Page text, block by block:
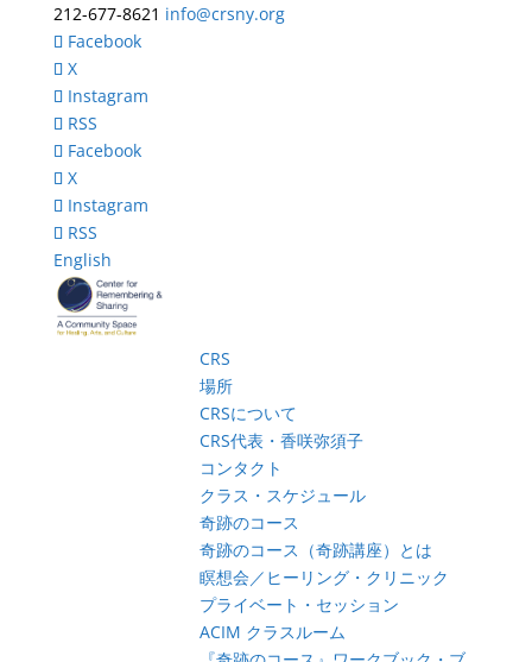
212-677-8621 info@crsny.org
Facebook
X
Instagram
RSS
Facebook
X
Instagram
RSS
English
CRS
場所
CRSについて
CRS代表・香咲弥須子
コンタクト
クラス・スケジュール
奇跡のコース
奇跡のコース（奇跡講座）とは
瞑想会／ヒーリング・クリニック
プライベート・セッション
ACIM クラスルーム